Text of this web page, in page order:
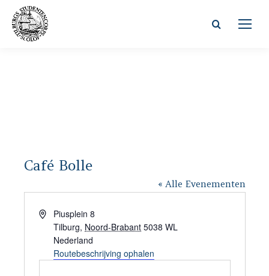
Zoeken:
Café Bolle
« Alle Evenementen
AdresPiusplein 8
Tilburg, Noord-Brabant 5038 WL
Nederland
Routebeschrijving ophalen